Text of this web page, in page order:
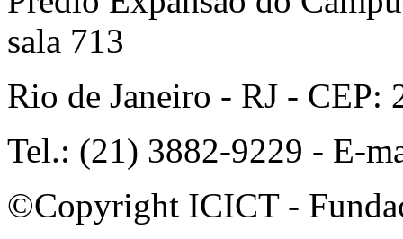
sala 713
Rio de Janeiro - RJ - CEP:
Tel.: (21) 3882-9229 - E-
©Copyright ICICT -